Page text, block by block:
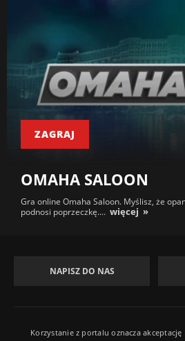
ZAGRAJ
OMAHA SALOON
Gra online Omaha Saloon. Myślisz, że
podnosi poprzeczkę.... więcej
NAPISZ DO NAS
Korzystanie z portalu oznacza akceptację